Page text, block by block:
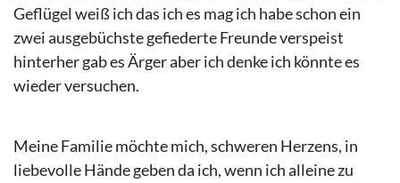
Geflügel weiß ich das ich es mag ich habe schon ein
zwei ausgebüchste gefiederte Freunde verspeist
hinterher gab es Ärger aber ich denke ich könnte es
wieder versuchen.
Meine Familie möchte mich, schweren Herzens, in
liebevolle Hände geben da ich, wenn ich alleine zu